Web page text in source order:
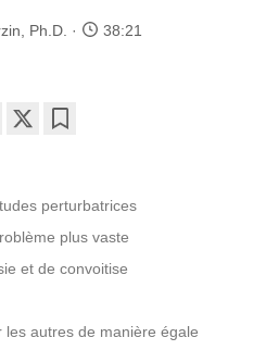
Ph.D. 38:21
perturbatrices
plus vaste
et de convoitise
les autres de manière égale